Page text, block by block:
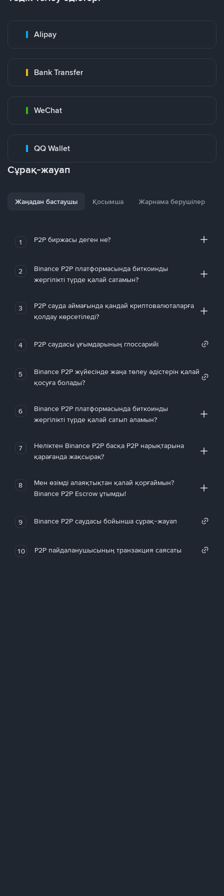
Alipay
Bank Transfer
WeChat
QQ Wallet
Сұрақ-жауап
Жаңадан бастаушы Қосымша Жарнама берушілер
1 P2P биржасы деген не?
2
Binance P2P платформасында биткоинды
жергілікті түрде қалай сатамын?
3
P2P сауда аймағында қандай криптовалюталарға
қолдау көрсетіледі?
4 P2P саудасы ұғымдарының глоссарийі
5
Binance P2P жүйесінде жаңа төлеу әдістерін қалай
қосуға болады?
6
Binance P2P платформасында биткоинды
жергілікті түрде қалай сатып аламын?
7
Неліктен Binance P2P басқа P2P нарықтарына
қарағанда жақсырақ?
8
Мен өзімді алаяқтықтан қалай қорғаймын?
Binance P2P Escrow ұтымды!
9 Binance P2P саудасы бойынша сұрақ-жауап
10 P2P пайдаланушысының транзакция саясаты